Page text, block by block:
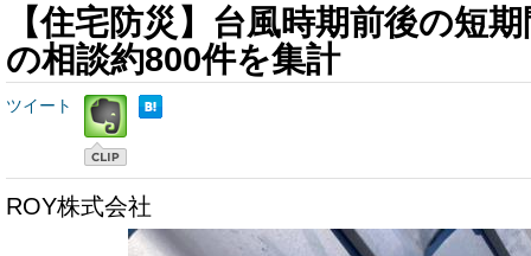
【住宅防災】台風時期前後の短
の相談約800件を集計
ツイート
ROY株式会社